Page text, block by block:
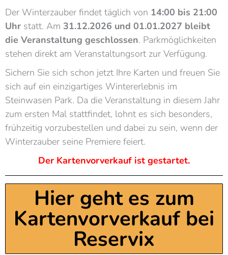
Der Winterzauber findet täglich von 14:00 bis 21:00
Uhr statt. Am 31.12.2026 und 01.01.2027 bleibt
die Veranstaltung geschlossen. Parkmöglichkeiten
stehen direkt am Veranstaltungsort zur Verfügung.
Sichern Sie sich schon jetzt Ihre Karten und freuen Sie
sich auf ein einzigartiges Wintererlebnis im
Steinwasen Park. Da die Veranstaltung in diesem Jahr
zum ersten Mal stattfindet, lohnt es sich besonders,
frühzeitig vorzubestellen und dabei zu sein, wenn der
Winterzauber seine Premiere feiert.
Der Kartenvorverkauf ist gestartet.
Hier geht es zum
Kartenvorverkauf bei
Reservix